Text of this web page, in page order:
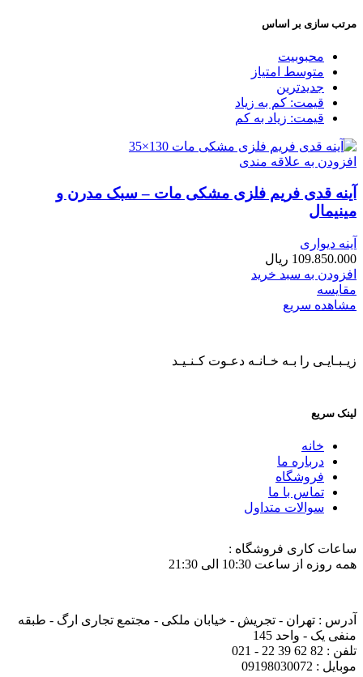
مرتب سازی بر اساس
محبوبیت
متوسط امتیاز
جدیدترین
قیمت: کم به زیاد
قیمت: زیاد به کم
افزودن به علاقه مندی
آینه قدی فریم فلزی مشکی مات – سبک مدرن و
مینیمال
آینه دیواری
109.850.000 ریال
افزودن به سبد خرید
مقایسه
مشاهده سریع
زیـبـایـی را بـه خـانـه دعـوت کـنـیـد
لینک سریع
خانه
درباره ما
فروشگاه
تماس با ما
سوالات متداول
ساعات کاری فروشگاه :
همه روزه از ساعت 10:30 الی 21:30
آدرس : تهران - تجریش - خیابان ملکی - مجتمع تجاری ارگ - طبقه
منفی یک - واحد 145
تلفن : 82 62 39 22 - 021
موبایل : 09198030072